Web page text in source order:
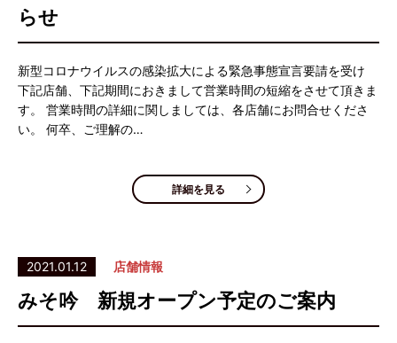
らせ
新型コロナウイルスの感染拡大による緊急事態宣言要請を受け
下記店舗、下記期間におきまして営業時間の短縮をさせて頂きま
す。 営業時間の詳細に関しましては、各店舗にお問合せくださ
い。 何卒、ご理解の…
詳細を見る
2021.01.12 店舗情報
みそ吟 新規オープン予定のご案内